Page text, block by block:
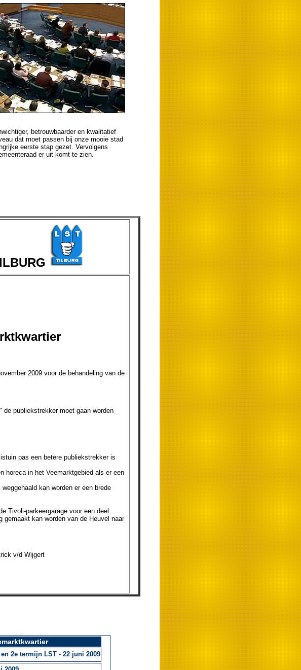
betrouwbaarder en kwalitatief
dat moet passen bij onze mooie stad
eerste stap gezet. Vervolgens
er uit komt te zien.
2009 voor de behandeling van de
publiekstrekker moet gaan worden
pas een betere publiekstrekker is
horeca in het Veemarktgebied als er een
kan worden er een brede
Tivoli-parkeergarage voor een deel
gemaakt kan worden van de Heuvel naar
v/d Wijgert
2e termijn LST - 22 juni 2009